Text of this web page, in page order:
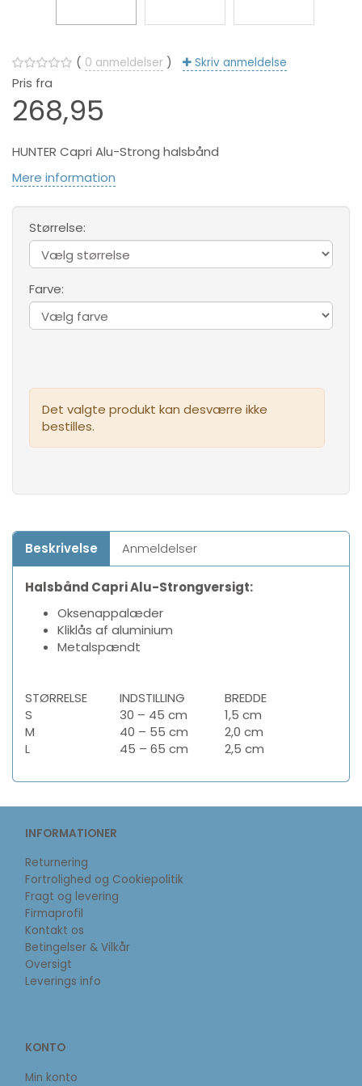
0 anmeldelser Skriv anmeldelse
Pris fra
268,95
HUNTER Capri Alu-Strong halsbånd
Mere information
Størrelse:
Farve:
Det valgte produkt kan desværre ikke
bestilles.
Beskrivelse Anmeldelser
Halsbånd Capri Alu-Strongversigt:
Oksenappalæder
Kliklås af aluminium
Metalspændt
STØRRELSE INDSTILLING
BREDDE
S
30 – 45 cm
1,5 cm
M
40 – 55 cm
2,0 cm
L
45 – 65 cm 2,5 cm
INFORMATIONER
Returnering
Fortrolighed og Cookiepolitik
Fragt og levering
Firmaprofil
Kontakt os
Betingelser & Vilkår
Oversigt
Leverings info
KONTO
Min konto